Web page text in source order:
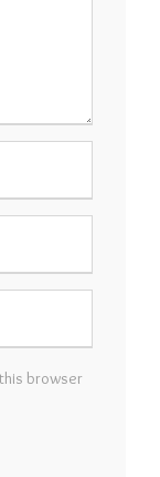
browser